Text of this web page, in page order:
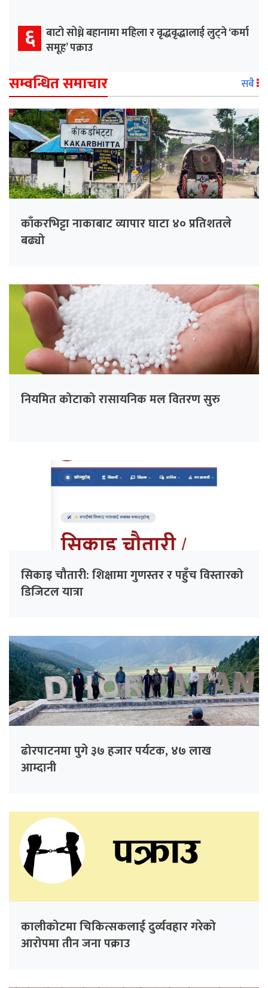
६ बाटो सोध्ने बहानामा महिला र वृद्धवृद्धालाई लुट्ने ‘कर्मा
समूह’ पक्राउ
सम्वन्धित समाचार सबै
काँकरभिट्टा नाकाबाट व्यापार घाटा ४० प्रतिशतले
बढ्यो
नियमित कोटाको रासायनिक मल वितरण सुरु
सिकाइ चौतारी: शिक्षामा गुणस्तर र पहुँच विस्तारको
डिजिटल यात्रा
ढोरपाटनमा पुगे ३७ हजार पर्यटक, ४७ लाख
आम्दानी
कालीकोटमा चिकित्सकलाई दुर्व्यवहार गरेको
आरोपमा तीन जना पक्राउ